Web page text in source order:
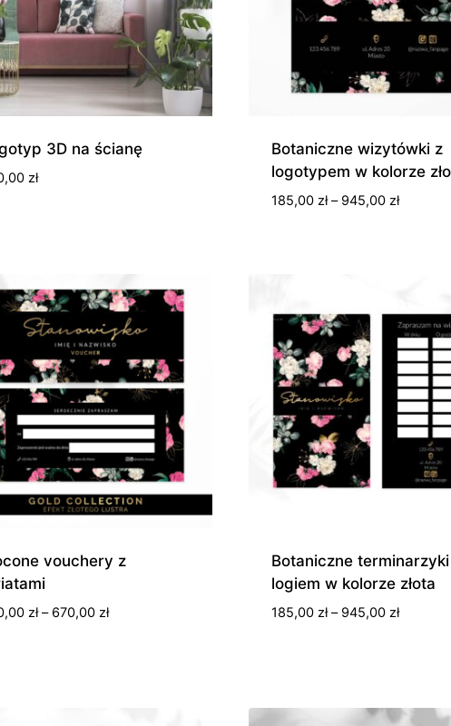
3D na ścianę
zł
Botaniczne wizytówki z
logotypem w kolorze
185,00 zł – 945,00 złZakres
vouchery z
zł – 670,00 złZakres
Botaniczne
logiem w kolorze złota
185,00 zł – 945,00 złZakres
945,00 zł